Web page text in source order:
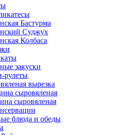
Бастурма
Суджух
Колбаса
закуски
рулеты
вырезка
сыровяленая
сыровяленая
блюда и обеды